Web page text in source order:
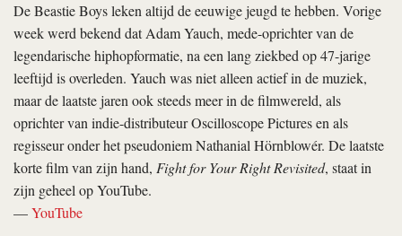
De Beastie Boys leken altijd de eeuwige jeugd te hebben. Vorige
week werd bekend dat Adam Yauch, mede-oprichter van de
legendarische hiphopformatie, na een lang ziekbed op 47-jarige
leeftijd is overleden. Yauch was niet alleen actief in de muziek,
maar de laatste jaren ook steeds meer in de filmwereld, als
oprichter van indie-distributeur Oscilloscope Pictures en als
regisseur onder het pseudoniem Nathanial Hörnblowér. De laatste
korte film van zijn hand, Fight for Your Right Revisited, staat in
zijn geheel op YouTube.
—YouTube